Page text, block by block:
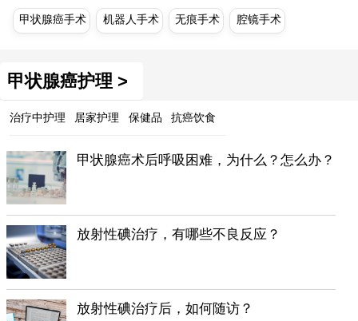
甲状腺癌手术 机器人手术 无痕手术 腔镜手术
甲状腺癌护理 >
治疗中护理 居家护理 保健品 抗癌饮食
甲状腺癌术后呼吸困难，为什么？怎么办？
放射性碘治疗，有哪些不良反应？
放射性碘治疗后，如何随访？